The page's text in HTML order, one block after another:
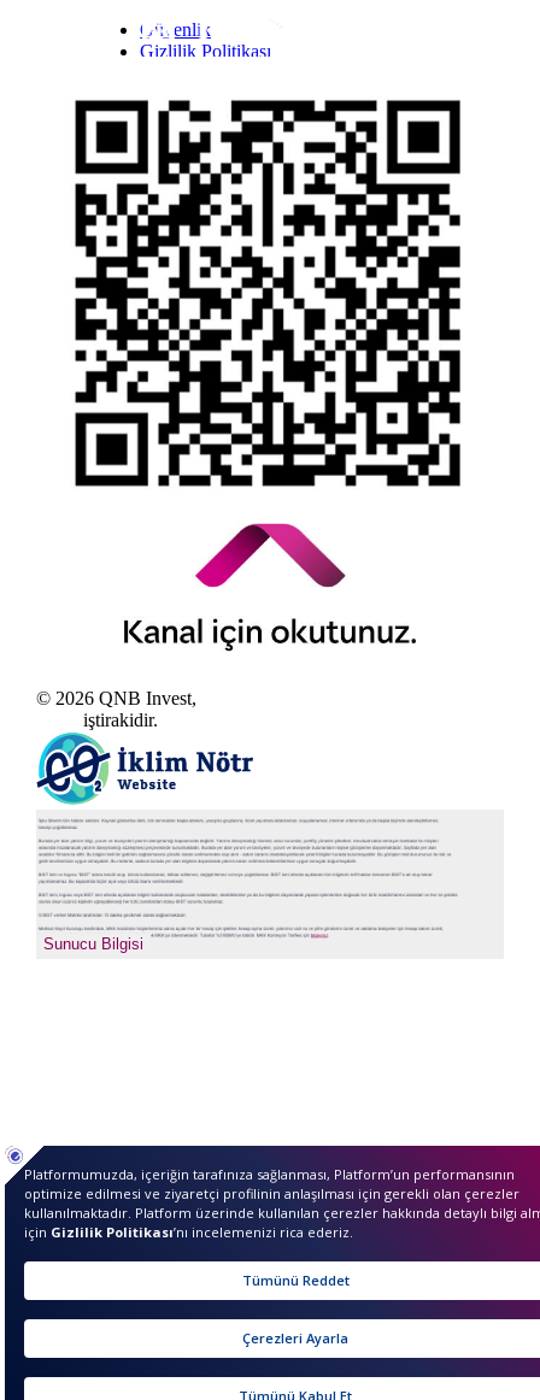
Güvenlik
Gizlilik Politikası
Yasal Duyurular
Bilgi Toplumu Hizmetleri
Kişisel Verilerin Korunması
YTM - Zamanaşımına Uğrayacak Emanet ve
Alacaklar
Kamuyu Aydınlatma Esaslarına İlişkin Duyuru
TwittLinkYoutWhatsapp
© 2026 QNB Invest,
iştirakidir.
Sunucu Bilgisi
sıkcasorulan
Merhaba ben InvestIQ.
nasıl yardımcı olabilirim?